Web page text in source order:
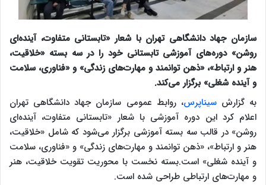
سازمان جهاد دانشگاهی تهران با شعار «تابستانی متفاوت، آینده‌ای
روشن» دوره‌های آموزشی تابستانی خود را در سه بسته «خلاقیت،
هنر و ارتباط»، «ذهن توانمند و مهارت‌های زندگی» و «فناوری، سلامت
و آینده شغلی» برگزار می‌کند.
به گزارشسیناپرس، روابط عمومی سازمان جهاد دانشگاهی تهران
اعلام کرد این دوره آموزشی با شعار «تابستانی متفاوت، آینده‌ای
روشن» در قالب سه بسته آموزشی برگزار می‌شود که شامل «خلاقیت،
هنر و ارتباط»، «ذهن توانمند و مهارت‌های زندگی» و «فناوری، سلامت
و آینده شغلی» است.بسته نخست با محوریت تقویت خلاقیت، هنر
و مهارت‌های ارتباطی طراحی شده است.